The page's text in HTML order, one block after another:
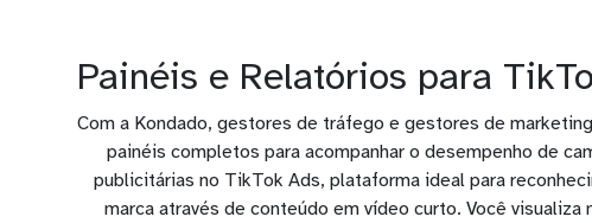
Painéis e Relatórios para
Com a Kondado, gestores de tráfego e gestores de
painéis completos para acompanhar o desempenho de
publicitárias no TikTok Ads, plataforma ideal para
marca através de conteúdo em vídeo curto. Você visualiza